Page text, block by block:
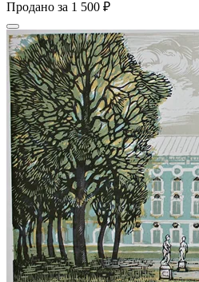
Продано за 1 500 ₽